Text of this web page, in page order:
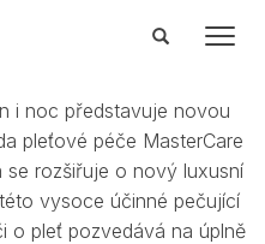
i noc představuje novou
pleťové péče MasterCare
rozšiřuje o nový luxusní
vysoce účinné pečující
o pleť pozvedává na úplně